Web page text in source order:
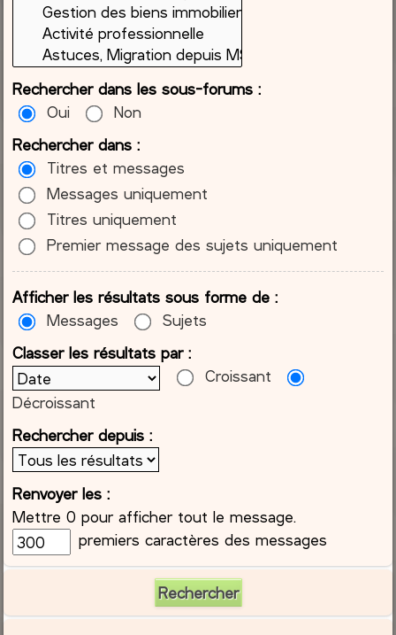
Rechercher dans les sous-forums :
Oui
Non
Rechercher dans :
Titres et messages
Messages uniquement
Titres uniquement
Premier message des sujets uniquement
Afficher les résultats sous forme de :
Messages
Sujets
Classer les résultats par :
Croissant
Décroissant
Rechercher depuis :
Renvoyer les :
Mettre 0 pour afficher tout le message.
premiers caractères des messages